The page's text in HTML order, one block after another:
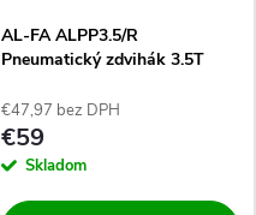
AL-FA ALPP3.5/R
Pneumatický zdvihák 3.5T
€47,97 bez DPH
€59
Skladom